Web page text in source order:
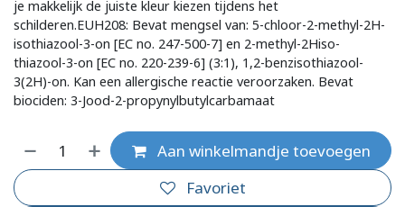
je makkelijk de juiste kleur kiezen tijdens het
schilderen.EUH208: Bevat mengsel van: 5-chloor-2-methyl-2H-
isothiazool-3-on [EC no. 247-500-7] en 2-methyl-2Hiso-
thiazool-3-on [EC no. 220-239-6] (3:1), 1,2-benzisothiazool-
3(2H)-on. Kan een allergische reactie veroorzaken. Bevat
biociden: 3-Jood-2-propynylbutylcarbamaat
Aan winkelmandje toevoegen
Favoriet